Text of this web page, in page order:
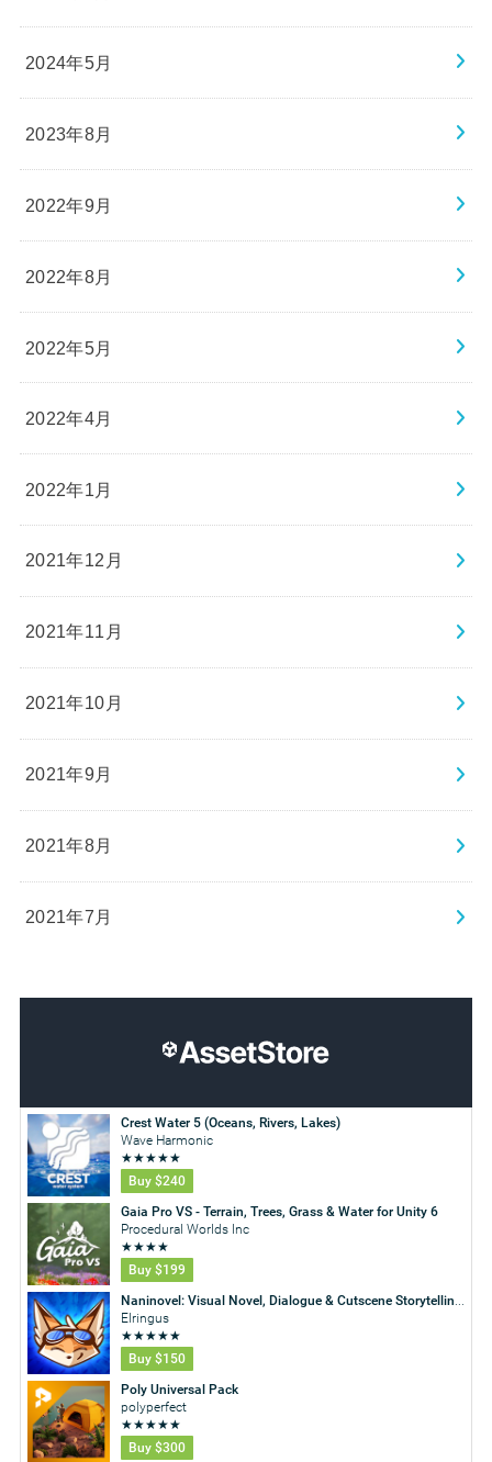
2024年5月
2023年8月
2022年9月
2022年8月
2022年5月
2022年4月
2022年1月
2021年12月
2021年11月
2021年10月
2021年9月
2021年8月
2021年7月